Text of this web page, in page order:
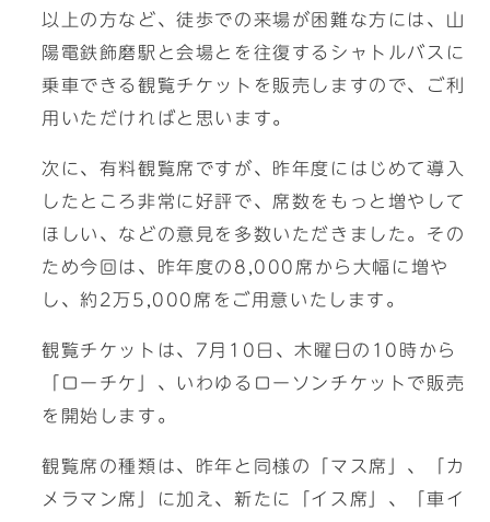
以上の方など、徒歩での来場が困難な方には、山
陽電鉄飾磨駅と会場とを往復するシャトルバスに
乗車できる観覧チケットを販売しますので、ご利
用いただければと思います。
次に、有料観覧席ですが、昨年度にはじめて導入
したところ非常に好評で、席数をもっと増やして
ほしい、などの意見を多数いただきました。その
ため今回は、昨年度の8,000席から大幅に増や
し、約2万5,000席をご用意いたします。
観覧チケットは、7月10日、木曜日の10時から
「ローチケ」、いわゆるローソンチケットで販売
を開始します。
観覧席の種類は、昨年と同様の「マス席」、「カ
メラマン席」に加え、新たに「イス席」、「車イ